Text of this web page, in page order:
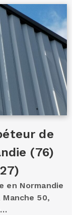
de
(76)
en Normandie
50,